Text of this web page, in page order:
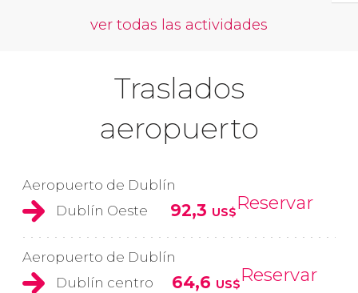
ver todas las actividades
Traslados
aeropuerto
Aeropuerto de Dublín
Dublín Oeste
92,3 US$Reservar
Aeropuerto de Dublín
Dublín centro
64,6 US$Reservar